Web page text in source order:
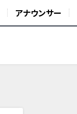
アナウンサー